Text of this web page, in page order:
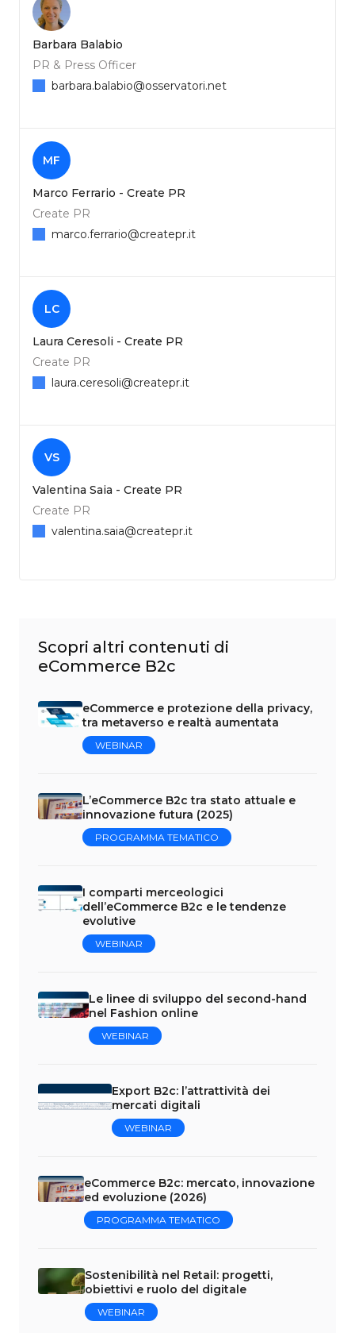
Barbara Balabio
PR & Press Officer
barbara.balabio@osservatori.net
MF
Marco Ferrario - Create PR
Create PR
marco.ferrario@createpr.it
LC
Laura Ceresoli - Create PR
Create PR
laura.ceresoli@createpr.it
VS
Valentina Saia - Create PR
Create PR
valentina.saia@createpr.it
Scopri altri contenuti di
eCommerce B2c
eCommerce e protezione della privacy,
tra metaverso e realtà aumentata
WEBINAR
L’eCommerce B2c tra stato attuale e
innovazione futura (2025)
PROGRAMMA TEMATICO
I comparti merceologici
dell’eCommerce B2c e le tendenze
evolutive
WEBINAR
Le linee di sviluppo del second-hand
nel Fashion online
WEBINAR
Export B2c: l’attrattività dei
mercati digitali
WEBINAR
eCommerce B2c: mercato, innovazione
ed evoluzione (2026)
PROGRAMMA TEMATICO
Sostenibilità nel Retail: progetti,
obiettivi e ruolo del digitale
WEBINAR